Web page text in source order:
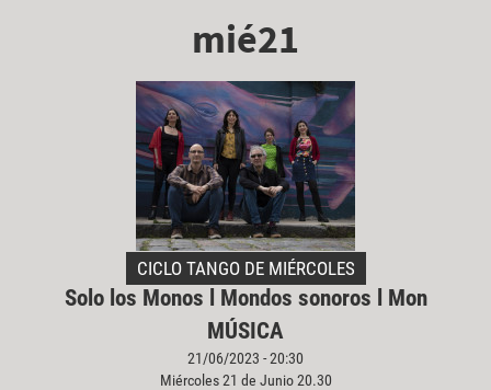
mié21
CICLO TANGO DE MIÉRCOLES
Solo los Monos l Mondos sonoros l Mon
MÚSICA
21/06/2023 - 20:30
Miércoles 21 de Junio 20.30